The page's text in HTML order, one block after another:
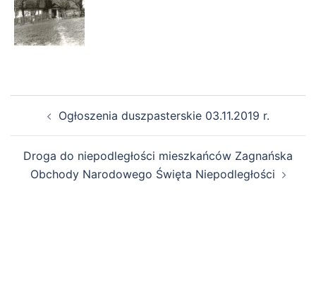
wpisy Ogłoszenia duszpasterskie 03.11.2019 r.
Droga do niepodległości mieszkańców Zagnańska
Obchody Narodowego Święta Niepodległości